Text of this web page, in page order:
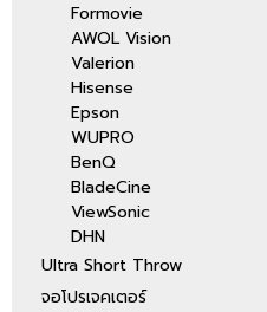
Formovie
AWOL Vision
Valerion
Hisense
Epson
WUPRO
BenQ
BladeCine
ViewSonic
DHN
Ultra Short Throw
จอโปรเจคเตอร์